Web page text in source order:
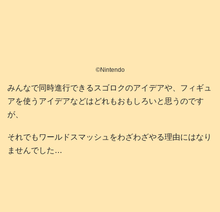
©️Nintendo
みんなで同時進行できるスゴロクのアイデアや、フィギュ
アを使うアイデアなどはどれもおもしろいと思うのです
が、
それでもワールドスマッシュをわざわざやる理由にはなり
ませんでした…